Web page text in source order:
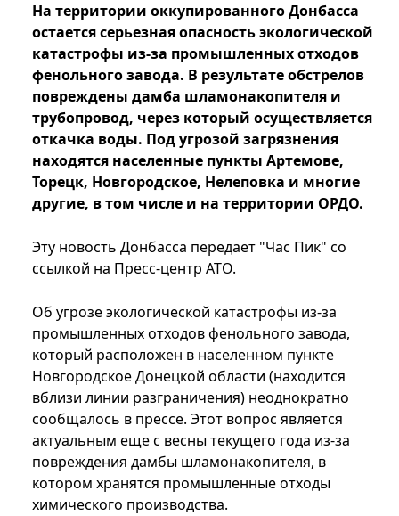
На территории оккупированного Донбасса
остается серьезная опасность экологической
катастрофы из-за промышленных отходов
фенольного завода. В результате обстрелов
повреждены дамба шламонакопителя и
трубопровод, через который осуществляется
откачка воды. Под угрозой загрязнения
находятся населенные пункты Артемове,
Торецк, Новгородское, Нелеповка и многие
другие, в том числе и на территории ОРДО.
Эту новость Донбасса передает "Час Пик" со
ссылкой на Пресс-центр АТО.
Об угрозе экологической катастрофы из-за
промышленных отходов фенольного завода,
который расположен в населенном пункте
Новгородское Донецкой области (находится
вблизи линии разграничения) неоднократно
сообщалось в прессе. Этот вопрос является
актуальным еще с весны текущего года из-за
повреждения дамбы шламонакопителя, в
котором хранятся промышленные отходы
химического производства.